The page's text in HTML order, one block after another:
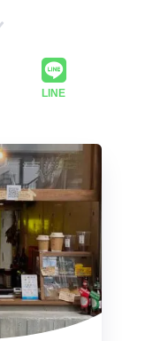
LINE